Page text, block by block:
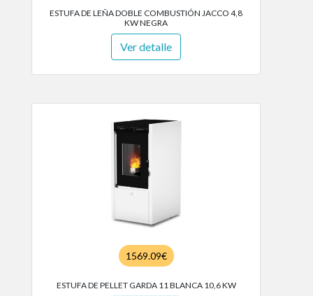
ESTUFA DE LEÑA DOBLE COMBUSTIÓN JACCO 4,8
KW NEGRA
Ver detalle
1569.09€
ESTUFA DE PELLET GARDA 11 BLANCA 10,6 KW